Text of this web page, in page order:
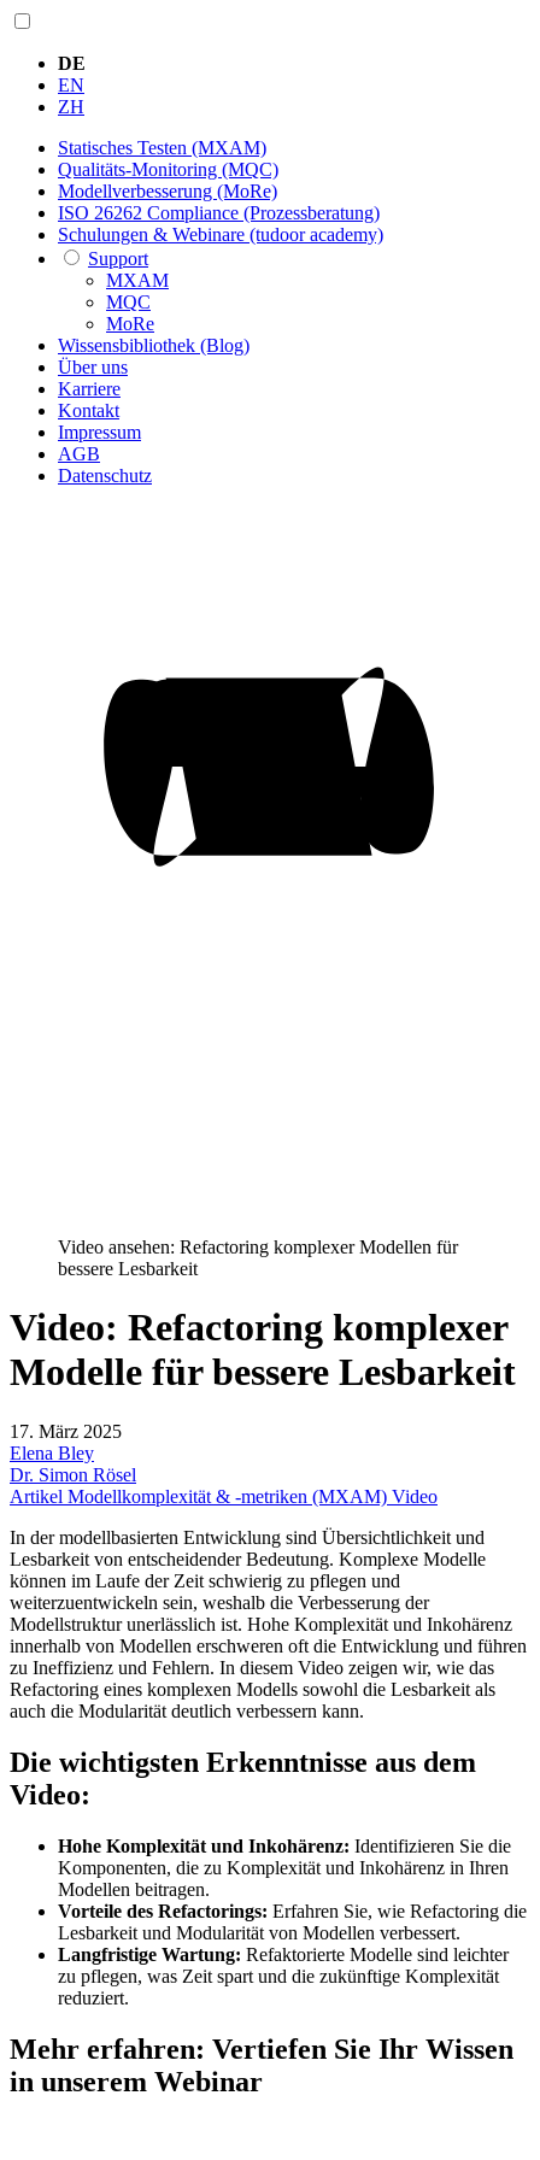
DE
EN
ZH
Statisches Testen (MXAM)
Qualitäts-Monitoring (MQC)
Modellverbesserung (MoRe)
ISO 26262 Compliance (Prozessberatung)
Schulungen & Webinare (tudoor academy)
Support
MXAM
MQC
MoRe
Wissensbibliothek (Blog)
Über uns
Karriere
Kontakt
Impressum
AGB
Datenschutz
Video ansehen: Refactoring komplexer Modellen für
bessere Lesbarkeit
Video: Refactoring komplexer
Modelle für bessere Lesbarkeit
17. März 2025
Elena Bley
Dr. Simon Rösel
Artikel Modellkomplexität & -metriken (MXAM) Video
In der modellbasierten Entwicklung sind Übersichtlichkeit und
Lesbarkeit von entscheidender Bedeutung. Komplexe Modelle
können im Laufe der Zeit schwierig zu pflegen und
weiterzuentwickeln sein, weshalb die Verbesserung der
Modellstruktur unerlässlich ist. Hohe Komplexität und Inkohärenz
innerhalb von Modellen erschweren oft die Entwicklung und führen
zu Ineffizienz und Fehlern. In diesem Video zeigen wir, wie das
Refactoring eines komplexen Modells sowohl die Lesbarkeit als
auch die Modularität deutlich verbessern kann.
Die wichtigsten Erkenntnisse aus dem
Video:
Hohe Komplexität und Inkohärenz: Identifizieren Sie die
Komponenten, die zu Komplexität und Inkohärenz in Ihren
Modellen beitragen.
Vorteile des Refactorings: Erfahren Sie, wie Refactoring die
Lesbarkeit und Modularität von Modellen verbessert.
Langfristige Wartung: Refaktorierte Modelle sind leichter
zu pflegen, was Zeit spart und die zukünftige Komplexität
reduziert.
Mehr erfahren: Vertiefen Sie Ihr Wissen
in unserem Webinar